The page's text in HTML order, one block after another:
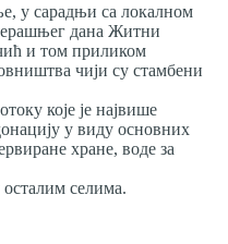
у сарадњи са локалном
дана Житни
и том приликом
чији су стамбени
које је највише
у виду основних
хране, воде за
осталим селима.